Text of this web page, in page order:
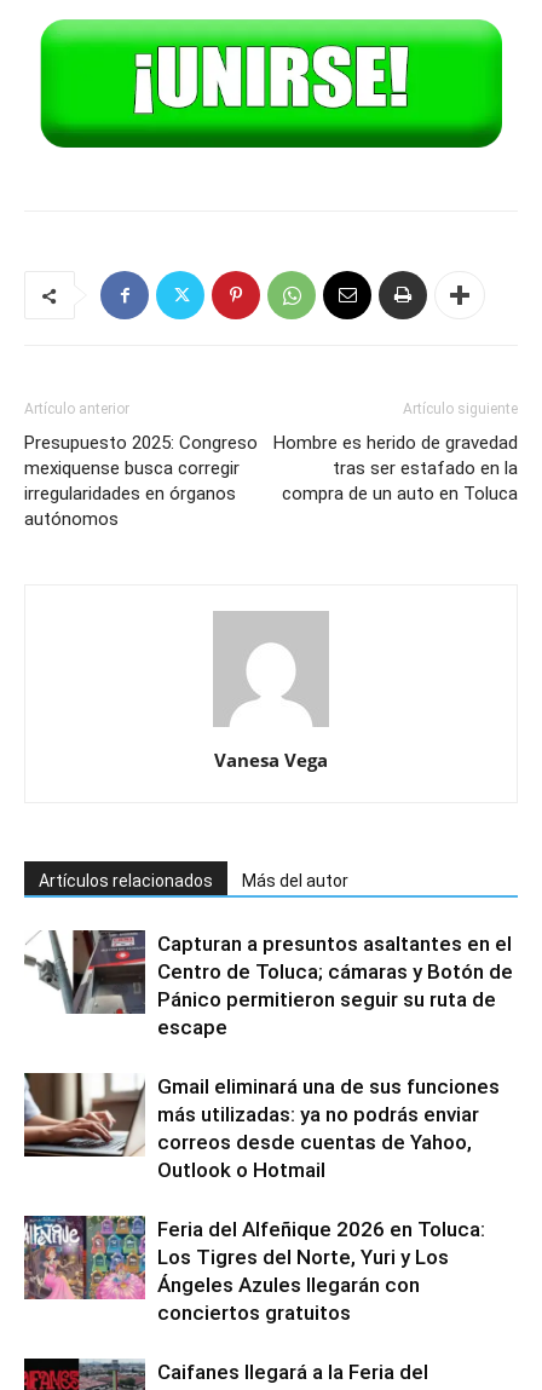
Artículo anterior
Presupuesto 2025: Congreso
mexiquense busca corregir
irregularidades en órganos
autónomos
Artículo siguiente
Hombre es herido de gravedad
tras ser estafado en la
compra de un auto en Toluca
Vanesa Vega
Artículos relacionados Más del autor
Capturan a presuntos asaltantes en el
Centro de Toluca; cámaras y Botón de
Pánico permitieron seguir su ruta de
escape
Gmail eliminará una de sus funciones
más utilizadas: ya no podrás enviar
correos desde cuentas de Yahoo,
Outlook o Hotmail
Feria del Alfeñique 2026 en Toluca:
Los Tigres del Norte, Yuri y Los
Ángeles Azules llegarán con
conciertos gratuitos
Caifanes llegará a la Feria del